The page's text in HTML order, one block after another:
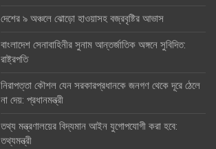
দেশের ৯ অঞ্চলে ঝোড়ো হাওয়াসহ বজ্রবৃষ্টির আভাস
বাংলাদেশ সেনাবাহিনীর সুনাম আন্তর্জাতিক অঙ্গনে সুবিদিত:
রাষ্ট্রপতি
নিরাপত্তা কৌশল যেন সরকারপ্রধানকে জনগণ থেকে দূরে ঠেলে
না দেয়: প্রধানমন্ত্রী
তথ্য মন্ত্রণালয়ের বিদ্যমান আইন যুগোপযোগী করা হবে:
তথ্যমন্ত্রী